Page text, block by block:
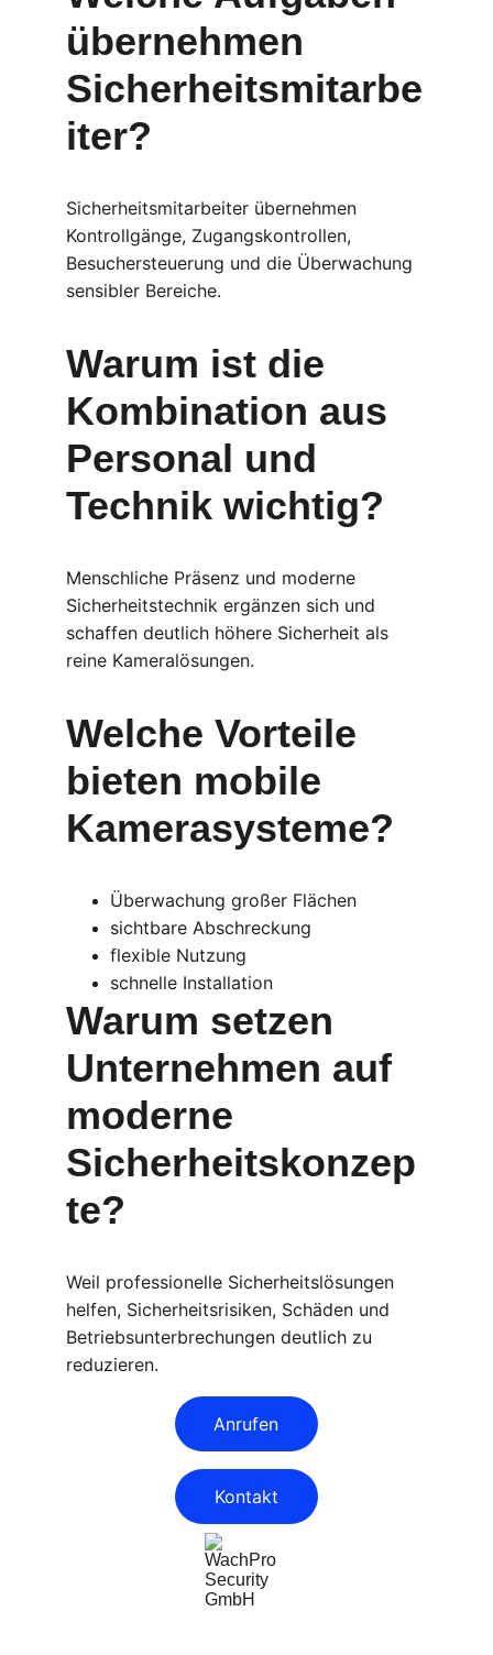
übernehmen
Sicherheitsmitarbe
iter?
Sicherheitsmitarbeiter übernehmen
Kontrollgänge, Zugangskontrollen,
Besuchersteuerung und die Überwachung
sensibler Bereiche.
Warum ist die
Kombination aus
Personal und
Technik wichtig?
Menschliche Präsenz und moderne
Sicherheitstechnik ergänzen sich und
schaffen deutlich höhere Sicherheit als
reine Kameralösungen.
Welche Vorteile
bieten mobile
Kamerasysteme?
Überwachung großer Flächen
sichtbare Abschreckung
flexible Nutzung
schnelle Installation
Warum setzen
Unternehmen auf
moderne
Sicherheitskonzep
te?
Weil professionelle Sicherheitslösungen
helfen, Sicherheitsrisiken, Schäden und
Betriebsunterbrechungen deutlich zu
reduzieren.
Anrufen
Kontakt